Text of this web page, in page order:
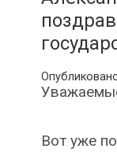
Вот уже